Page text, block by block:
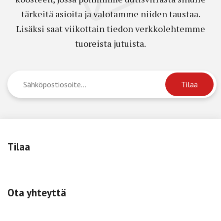
tärkeitä asioita ja valotamme niiden taustaa.
Lisäksi saat viikottain tiedon verkkolehtemme
tuoreista jutuista.
Tilaa
Ota yhteyttä